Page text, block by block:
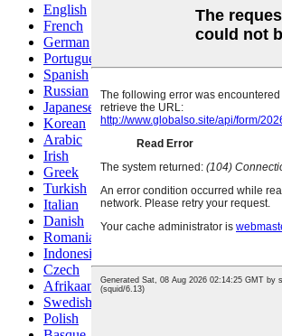
English
French
German
Portuguese
Spanish
Russian
Japanese
Korean
Arabic
Irish
Greek
Turkish
Italian
Danish
Romanian
Indonesian
Czech
Afrikaans
Swedish
Polish